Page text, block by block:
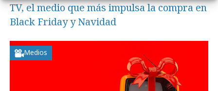
TV, el medio que más impulsa la compra en
Black Friday y Navidad
Medios